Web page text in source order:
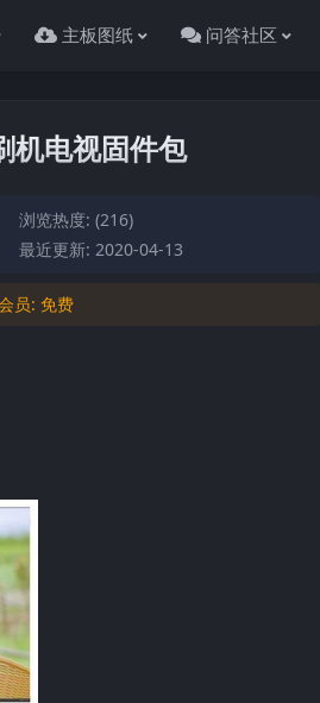
主板图纸 问答社区
机电视固件包
浏览热度: (216)
最近更新: 2020-04-13
员:免费